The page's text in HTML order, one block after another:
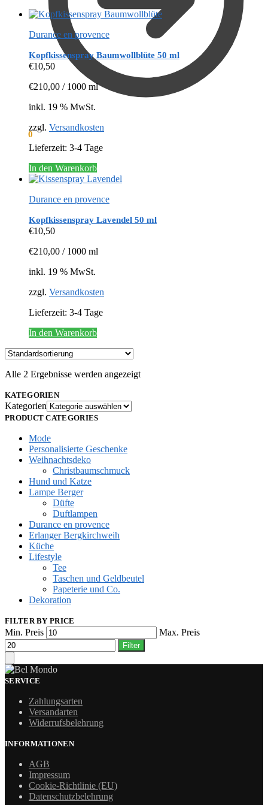
0
Durance en provence
Kopfkissenspray Baumwollblüte 50 ml
€10,50
€210,00 / 1000 ml
inkl. 19 % MwSt.
zzgl. Versandkosten
Lieferzeit: 3-4 Tage
In den Warenkorb
Durance en provence
Kopfkissenspray Lavendel 50 ml
€10,50
€210,00 / 1000 ml
inkl. 19 % MwSt.
zzgl. Versandkosten
Lieferzeit: 3-4 Tage
In den Warenkorb
Alle 2 Ergebnisse werden angezeigt
KATEGORIEN
Kategorien
PRODUCT CATEGORIES
Mode
Personalisierte Geschenke
Weihnachtsdeko
Christbaumschmuck
Hund und Katze
Lampe Berger
Düfte
Duftlampen
Durance en provence
Erlanger Bergkirchweih
Küche
Lifestyle
Tee
Taschen und Geldbeutel
Papeterie und Co.
Dekoration
FILTER BY PRICE
Min. Preis Max. Preis
Filter
SERVICE
Zahlungsarten
Versandarten
Widerrufsbelehrung
INFORMATIONEN
AGB
Impressum
Cookie-Richtlinie (EU)
Datenschutzbelehrung